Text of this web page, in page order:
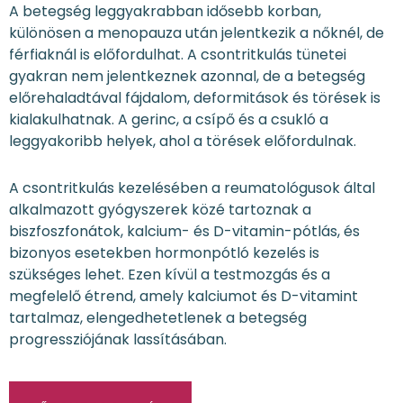
A betegség leggyakrabban idősebb korban,
különösen a menopauza után jelentkezik a nőknél, de
férfiaknál is előfordulhat. A csontritkulás tünetei
gyakran nem jelentkeznek azonnal, de a betegség
előrehaladtával fájdalom, deformitások és törések is
kialakulhatnak. A gerinc, a csípő és a csukló a
leggyakoribb helyek, ahol a törések előfordulnak.
A csontritkulás kezelésében a reumatológusok által
alkalmazott gyógyszerek közé tartoznak a
biszfoszfonátok, kalcium- és D-vitamin-pótlás, és
bizonyos esetekben hormonpótló kezelés is
szükséges lehet. Ezen kívül a testmozgás és a
megfelelő étrend, amely kalciumot és D-vitamint
tartalmaz, elengedhetetlenek a betegség
progressziójának lassításában.